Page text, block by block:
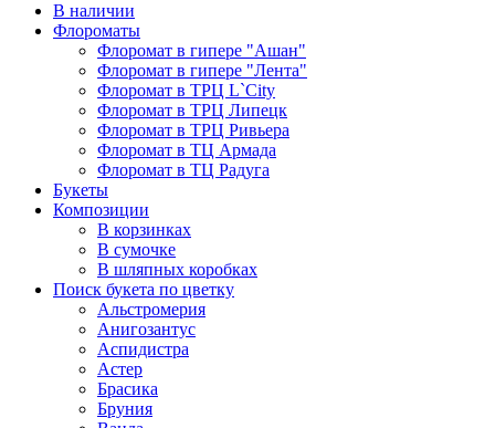
В наличии
Флороматы
Флоромат в гипере "Ашан"
Флоромат в гипере "Лента"
Флоромат в ТРЦ L`City
Флоромат в ТРЦ Липецк
Флоромат в ТРЦ Ривьера
Флоромат в ТЦ Армада
Флоромат в ТЦ Радуга
Букеты
Композиции
В корзинках
В сумочке
В шляпных коробках
Поиск букета по цветку
Альстромерия
Анигозантус
Аспидистра
Астер
Брасика
Бруния